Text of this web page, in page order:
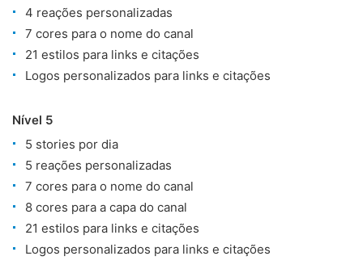
4 reações personalizadas
7 cores para o nome do canal
21 estilos para links e citações
Logos personalizados para links e citações
Nível 5
5 stories por dia
5 reações personalizadas
7 cores para o nome do canal
8 cores para a capa do canal
21 estilos para links e citações
Logos personalizados para links e citações